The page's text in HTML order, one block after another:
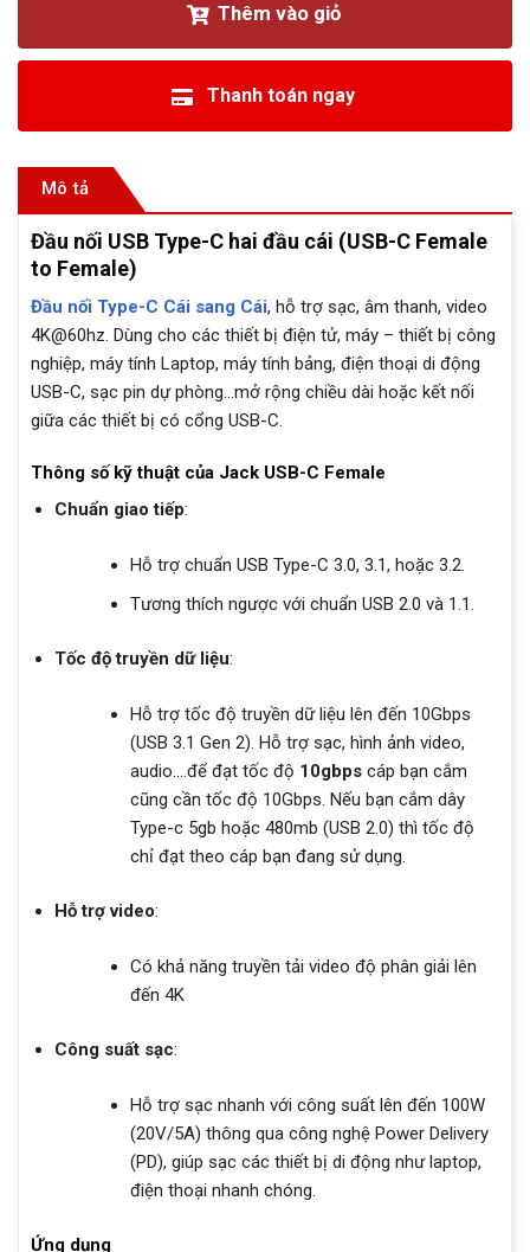
Thêm vào giỏ
Thanh toán ngay
Mô tả
Đầu nối USB Type-C hai đầu cái (USB-C Female
to Female)
Đầu nối Type-C Cái sang Cái, hỗ trợ sạc, âm thanh, video
4K@60hz. Dùng cho các thiết bị điện tử, máy – thiết bị công
nghiệp, máy tính Laptop, máy tính bảng, điện thoại di động
USB-C, sạc pin dự phòng…mở rộng chiều dài hoặc kết nối
giữa các thiết bị có cổng USB-C.
Thông số kỹ thuật của Jack USB-C Female
Chuẩn giao tiếp:
Hỗ trợ chuẩn USB Type-C 3.0, 3.1, hoặc 3.2.
Tương thích ngược với chuẩn USB 2.0 và 1.1.
Tốc độ truyền dữ liệu:
Hỗ trợ tốc độ truyền dữ liệu lên đến 10Gbps
(USB 3.1 Gen 2). Hỗ trợ sạc, hình ảnh video,
audio….để đạt tốc độ 10gbps cáp bạn cắm
cũng cần tốc độ 10Gbps. Nếu bạn cắm dây
Type-c 5gb hoặc 480mb (USB 2.0) thì tốc độ
chỉ đạt theo cáp bạn đang sử dụng.
Hỗ trợ video:
Có khả năng truyền tải video độ phân giải lên
đến 4K
Công suất sạc:
Hỗ trợ sạc nhanh với công suất lên đến 100W
(20V/5A) thông qua công nghệ Power Delivery
(PD), giúp sạc các thiết bị di động như laptop,
điện thoại nhanh chóng.
Ứng dụng